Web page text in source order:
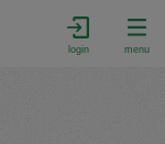
login menu